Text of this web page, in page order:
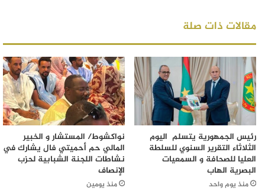
مقالات ذات صلة
رئيس الجمهورية يتسلم اليوم
الثلاثاء التقرير السنوي للسلطة
العليا للصحافة و السمعيات
البصرية الهاب
منذ يوم واحد
نواكشوط/ المستشار و الخبير
المالي حم أحميتي فال يشارك في
نشاطات اللجنة الشبابية لحزب
الإنصاف
منذ يومين